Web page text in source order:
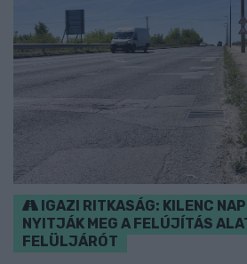
IGAZI RITKASÁG: KILENC
NYITJÁK MEG A FELÚJÍTÁS
FELÜLJÁRÓT